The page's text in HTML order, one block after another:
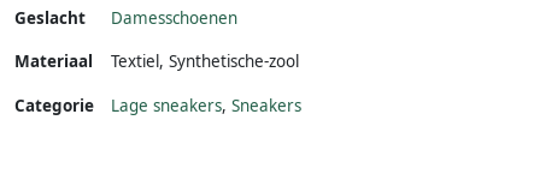
Geslacht
Damesschoenen
Materiaal
Textiel, Synthetische-zool
Categorie Lage sneakers, Sneakers